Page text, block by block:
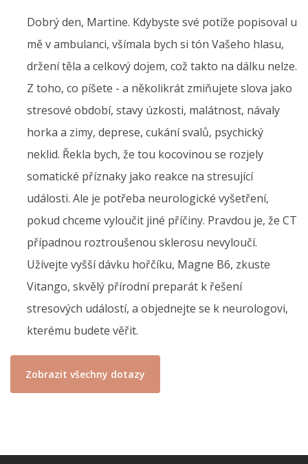
Dobrý den, Martine. Kdybyste své potíže popisoval u
mě v ambulanci, všímala bych si tón Vašeho hlasu,
držení těla a celkový dojem, což takto na dálku nelze.
Z toho, co píšete - a několikrát zmiňujete slova jako
stresové období, stavy úzkosti, malátnost, návaly
horka a zimy, deprese, cukání svalů, psychický
neklid. Řekla bych, že tou kocovinou se rozjely
somatické příznaky jako reakce na stresující
události. Ale je potřeba neurologické vyšetření,
pokud chceme vyloučit jiné příčiny. Pravdou je, že CT
případnou roztroušenou sklerosu nevyloučí.
Užívejte vyšší dávku hořčíku, Magne B6, zkuste
Vitango, skvělý přírodní preparát k řešení
stresových událostí, a objednejte se k neurologovi,
kterému budete věřit.
Zobrazit všechny dotazy